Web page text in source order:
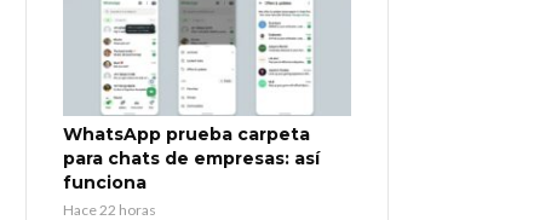
WhatsApp prueba carpeta
para chats de empresas: así
funciona
Hace 22 horas